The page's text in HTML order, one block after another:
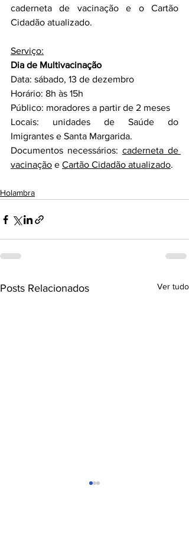
caderneta de vacinação e o Cartão
Cidadão atualizado.
Serviço:
Dia de Multivacinação
Data: sábado, 13 de dezembro
Horário: 8h às 15h
Público: moradores a partir de 2 meses
Locais: unidades de Saúde do
Imigrantes e Santa Margarida.
Documentos necessários: caderneta de
vacinação e Cartão Cidadão atualizado.
Holambra
Posts Relacionados Ver tudo